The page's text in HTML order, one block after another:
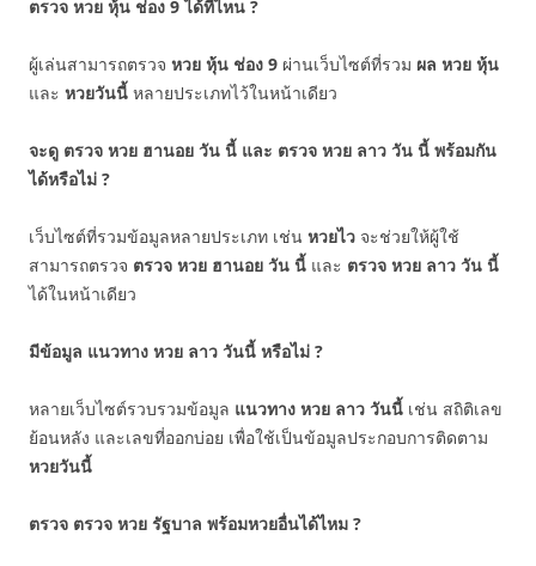
ตรวจ หวย หุ้น ช่อง 9 ได้ที่ไหน ?
ผู้เล่นสามารถตรวจ หวย หุ้น ช่อง 9 ผ่านเว็บไซต์ที่รวม ผล หวย หุ้น
และ หวยวันนี้ หลายประเภทไว้ในหน้าเดียว
จะดู ตรวจ หวย ฮานอย วัน นี้ และ ตรวจ หวย ลาว วัน นี้ พร้อมกัน
ได้หรือไม่ ?
เว็บไซต์ที่รวมข้อมูลหลายประเภท เช่น หวยไว จะช่วยให้ผู้ใช้
สามารถตรวจ ตรวจ หวย ฮานอย วัน นี้ และ ตรวจ หวย ลาว วัน นี้
ได้ในหน้าเดียว
มีข้อมูล แนวทาง หวย ลาว วันนี้ หรือไม่ ?
หลายเว็บไซต์รวบรวมข้อมูล แนวทาง หวย ลาว วันนี้ เช่น สถิติเลข
ย้อนหลัง และเลขที่ออกบ่อย เพื่อใช้เป็นข้อมูลประกอบการติดตาม
หวยวันนี้
ตรวจ ตรวจ หวย รัฐบาล พร้อมหวยอื่นได้ไหม ?